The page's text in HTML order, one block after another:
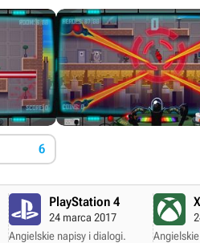
6
PlayStation 4
24 marca 2017
Angielskie napisy i dialogi.